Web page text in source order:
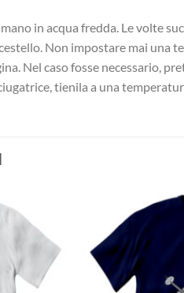
in acqua fredda. Le volte
Non impostare mai una
Nel caso fosse necessario,
tienila a una